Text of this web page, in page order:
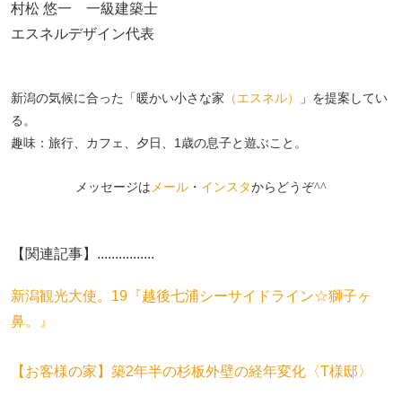
村松 悠一 一級建築士
エスネルデザイン代表
新潟の気候に合った「暖かい小さな家 （エスネル）
」を提案してい
る。
趣味：旅行、カフェ、夕日、1歳の息子と遊ぶこと。
メッセージは メール ・ インスタからどうぞ^^
【関連記事】................
新潟観光大使。19『越後七浦シーサイドライン☆獅子ヶ
鼻。』
【お客様の家】築2年半の杉板外壁の経年変化〈T様邸〉